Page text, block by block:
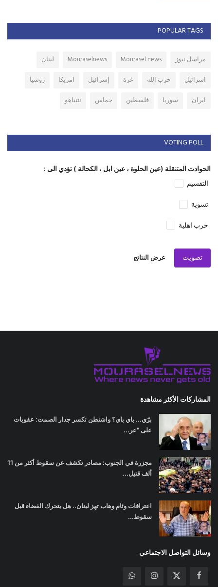
POPULAR TAGS
مراسل نيوز Mourasel news
Mouraselnews
لبنان
اسرائيل
حزب الله غزة إسرائيل امريكا
روسيا
ايران
سوريا فلسطين حماس نتنياهو
VOTING POLL
الحوادث المتنقلة (عين الحلوة ، عين ابل ، الكحالة ) تؤدي الى :
التقسيم
تسوية
حرب اهلية
تصويت عرض النتائج
المشاركات الأكثر مشاهدة
برّي... باي باي؟ واشنطن تكسر جدار الصمت: عقوبات
على "عر...
مجزرة في الجنوب: مصادر تكشف عن سقوط أكثر من 11
ألف قتيل...
اعترافات وئام وهاب تهز لبنان.. هل يتحرك القضاء قبل
سقوط...
وسائل التواصل الاجتماعي